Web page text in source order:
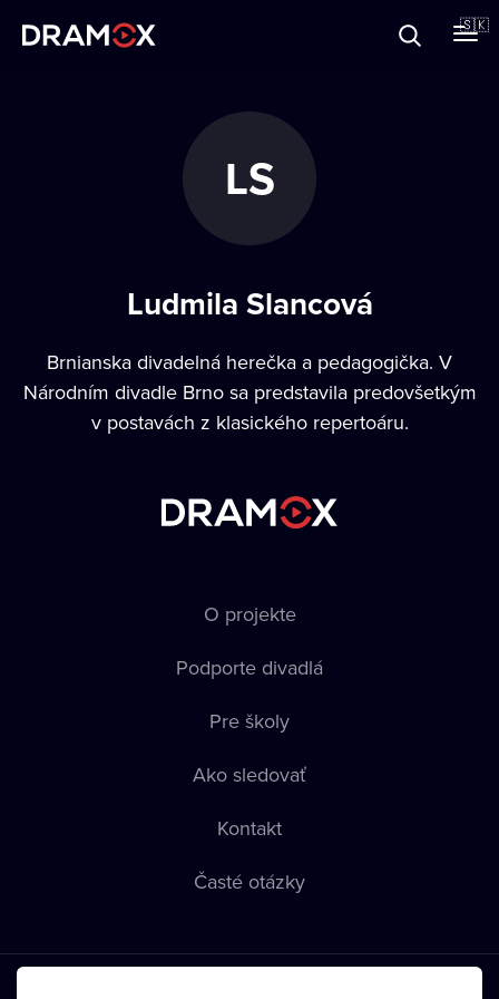
🇸🇰
LS
Ludmila Slancová
Brnianska divadelná herečka a pedagogička. V
Národním divadle Brno sa predstavila predovšetkým
v postavách z klasického repertoáru.
O projekte
Podporte divadlá
Pre školy
Ako sledovať
Kontakt
Časté otázky